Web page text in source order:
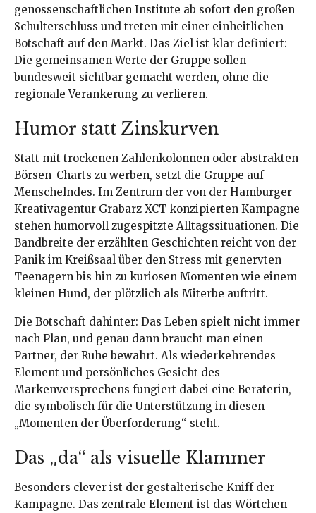
genossenschaftlichen Institute ab sofort den großen
Schulterschluss und treten mit einer einheitlichen
Botschaft auf den Markt. Das Ziel ist klar definiert:
Die gemeinsamen Werte der Gruppe sollen
bundesweit sichtbar gemacht werden, ohne die
regionale Verankerung zu verlieren.
Humor statt Zinskurven
Statt mit trockenen Zahlenkolonnen oder abstrakten
Börsen-Charts zu werben, setzt die Gruppe auf
Menschelndes. Im Zentrum der von der Hamburger
Kreativagentur Grabarz XCT konzipierten Kampagne
stehen humorvoll zugespitzte Alltagssituationen. Die
Bandbreite der erzählten Geschichten reicht von der
Panik im Kreißsaal über den Stress mit genervten
Teenagern bis hin zu kuriosen Momenten wie einem
kleinen Hund, der plötzlich als Miterbe auftritt.
Die Botschaft dahinter: Das Leben spielt nicht immer
nach Plan, und genau dann braucht man einen
Partner, der Ruhe bewahrt. Als wiederkehrendes
Element und persönliches Gesicht des
Markenversprechens fungiert dabei eine Beraterin,
die symbolisch für die Unterstützung in diesen
„Momenten der Überforderung“ steht.
Das „da“ als visuelle Klammer
Besonders clever ist der gestalterische Kniff der
Kampagne. Das zentrale Element ist das Wörtchen